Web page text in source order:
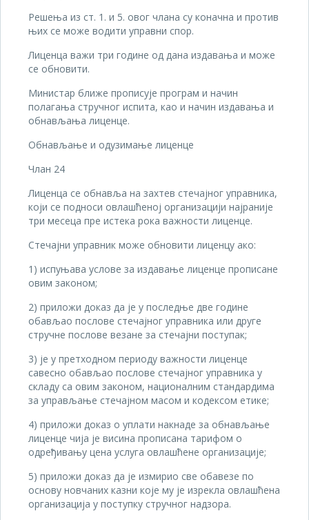
Решења из ст. 1. и 5. овог члана су коначна и против
њих се може водити управни спор.
Лиценца важи три године од дана издавања и може
се обновити.
Министар ближе прописује програм и начин
полагања стручног испита, као и начин издавања и
обнављања лиценце.
Обнављање и одузимање лиценце
Члан 24
Лиценца се обнавља на захтев стечајног управника,
који се подноси овлашћеној организацији најраније
три месеца пре истека рока важности лиценце.
Стечајни управник може обновити лиценцу ако:
1) испуњава услове за издавање лиценце прописане
овим законом;
2) приложи доказ да је у последње две године
обављао послове стечајног управника или друге
стручне послове везане за стечајни поступак;
3) је у претходном периоду важности лиценце
савесно обављао послове стечајног управника у
складу са овим законом, националним стандардима
за управљање стечајном масом и кодексом етике;
4) приложи доказ о уплати накнаде за обнављање
лиценце чија је висина прописана тарифом о
одређивању цена услуга овлашћене организације;
5) приложи доказ да је измирио све обавезе по
основу новчаних казни које му је изрекла овлашћена
организација у поступку стручног надзора.